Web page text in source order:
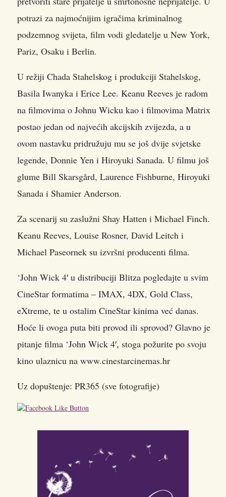
potrazi za najmoćnijim igračima kriminalnog
podzemnog svijeta, film vodi gledatelje u New York,
Pariz, Osaku i Berlin.
U režiji Chada Stahelskog i produkciji Stahelskog,
Basila Iwanyka i Erice Lee. Keanu Reeves je radom
na filmovima o Johnu Wicku kao i filmovima Matrix
postao jedan od najvećih akcijskih zvijezda, a u
ovom nastavku pridružuju mu se još dvije svjetske
legende, Donnie Yen i Hiroyuki Sanada. U filmu još
glume Bill Skarsgård, Laurence Fishburne, Hiroyuki
Sanada i Shamier Anderson.
Za scenarij su zaslužni Shay Hatten i Michael Finch.
Keanu Reeves, Louise Rosner, David Leitch i
Michael Paseornek su izvršni producenti filma.
‘John Wick 4′ u distribuciji Blitza pogledajte u svim
CineStar formatima – IMAX, 4DX, Gold Class,
eXtreme, te u ostalim CineStar kinima već danas.
Hoće li ovoga puta biti provod ili sprovod? Glavno je
pitanje filma ‘John Wick 4′, stoga požurite po svoju
kino ulaznicu na www.cinestarcinemas.hr
Uz dopuštenje: PR365 (sve fotografije)